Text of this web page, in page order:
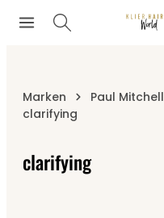
Zum Hauptinhalt springen
Marken Paul Mitchell
clarifying
clarifying